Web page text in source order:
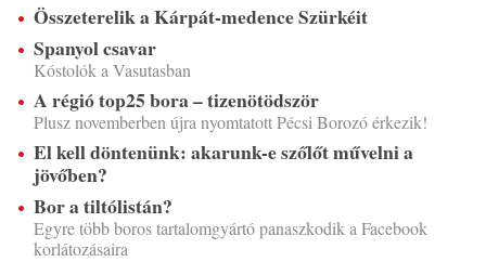
Összeterelik a Kárpát-medence Szürkéit
Spanyol csavar
Kóstolók a Vasutasban
A régió top25 bora – tizenötödször
Plusz novemberben újra nyomtatott Pécsi Borozó érkezik!
El kell döntenünk: akarunk-e szőlőt művelni a
jövőben?
Bor a tiltólistán?
Egyre több boros tartalomgyártó panaszkodik a Facebook
korlátozásaira